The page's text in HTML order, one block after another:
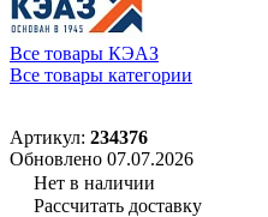
Все товары КЭАЗ
Все товары категории
Артикул: 234376
Обновлено 07.07.2026
Нет в наличии
Рассчитать доставку